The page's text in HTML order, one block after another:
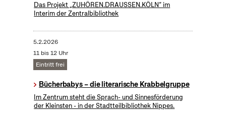
Das Projekt „ZUHÖREN.DRAUSSEN.KÖLN“ im
Interim der Zentralbibliothek
5.2.2026
11 bis 12 Uhr
Eintritt frei
Bücherbabys – die literarische Krabbelgruppe
Im Zentrum steht die Sprach- und Sinnesförderung
der Kleinsten - in der Stadtteilbibliothek Nippes.